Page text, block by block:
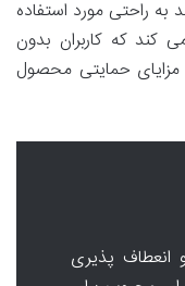
راحتی مورد استفاده
کند که کاربران بدون
مزایای حمایتی محصول
پذیری